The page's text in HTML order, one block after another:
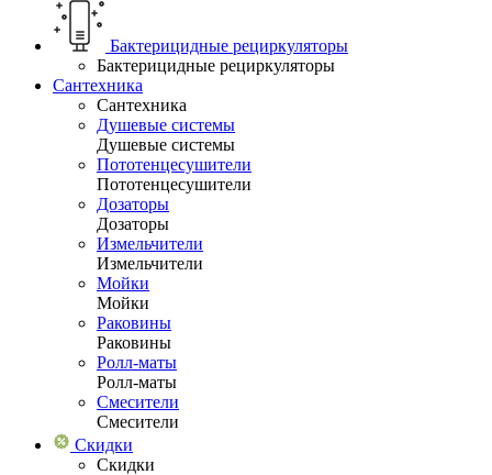
Бактерицидные рециркуляторы
Бактерицидные рециркуляторы
Сантехника
Сантехника
Душевые системы
Душевые системы
Пототенцесушители
Пототенцесушители
Дозаторы
Дозаторы
Измельчители
Измельчители
Мойки
Мойки
Раковины
Раковины
Ролл-маты
Ролл-маты
Смесители
Смесители
Скидки
Скидки